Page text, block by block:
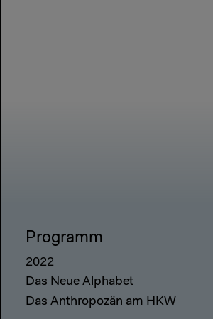
Programm
2022
Das Neue Alphabet
Das Anthropozän am HKW